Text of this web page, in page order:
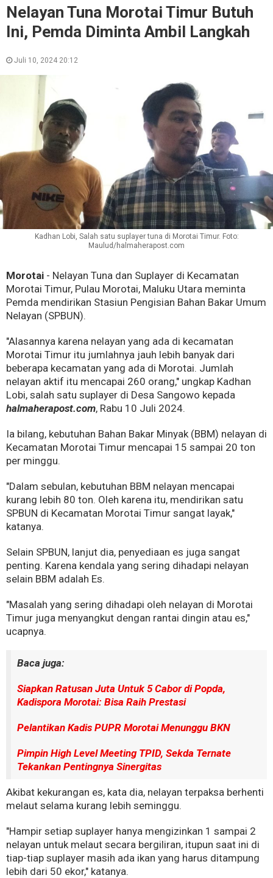
Nelayan Tuna Morotai Timur Butuh
Ini, Pemda Diminta Ambil Langkah
Juli 10, 2024 20:12
Kadhan Lobi, Salah satu suplayer tuna di Morotai Timur. Foto:
Maulud/halmaherapost.com
Morotai - Nelayan Tuna dan Suplayer di Kecamatan
Morotai Timur, Pulau Morotai, Maluku Utara meminta
Pemda mendirikan Stasiun Pengisian Bahan Bakar Umum
Nelayan (SPBUN).
"Alasannya karena nelayan yang ada di kecamatan
Morotai Timur itu jumlahnya jauh lebih banyak dari
beberapa kecamatan yang ada di Morotai. Jumlah
nelayan aktif itu mencapai 260 orang," ungkap Kadhan
Lobi, salah satu suplayer di Desa Sangowo kepada
halmaherapost.com, Rabu 10 Juli 2024.
Ia bilang, kebutuhan Bahan Bakar Minyak (BBM) nelayan di
Kecamatan Morotai Timur mencapai 15 sampai 20 ton
per minggu.
"Dalam sebulan, kebutuhan BBM nelayan mencapai
kurang lebih 80 ton. Oleh karena itu, mendirikan satu
SPBUN di Kecamatan Morotai Timur sangat layak,"
katanya.
Selain SPBUN, lanjut dia, penyediaan es juga sangat
penting. Karena kendala yang sering dihadapi nelayan
selain BBM adalah Es.
"Masalah yang sering dihadapi oleh nelayan di Morotai
Timur juga menyangkut dengan rantai dingin atau es,"
ucapnya.
Baca juga:
Siapkan Ratusan Juta Untuk 5 Cabor di Popda,
Kadispora Morotai: Bisa Raih Prestasi
Pelantikan Kadis PUPR Morotai Menunggu BKN
Pimpin High Level Meeting TPID, Sekda Ternate
Tekankan Pentingnya Sinergitas
Akibat kekurangan es, kata dia, nelayan terpaksa berhenti
melaut selama kurang lebih seminggu.
"Hampir setiap suplayer hanya mengizinkan 1 sampai 2
nelayan untuk melaut secara bergiliran, itupun saat ini di
tiap-tiap suplayer masih ada ikan yang harus ditampung
lebih dari 50 ekor," katanya.